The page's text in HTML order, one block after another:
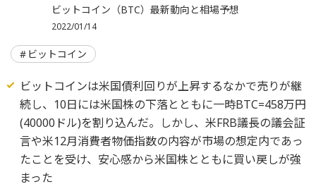
ビットコイン（BTC）最新動向と相場予想
2022/01/14
ビットコイン
ビットコインは米国債利回りが上昇するなかで売りが継
続し、10日には米国株の下落とともに一時BTC=458万円
(40000ドル)を割り込んだ。しかし、米FRB議長の議会証
言や米12月消費者物価指数の内容が市場の想定内であっ
たことを受け、安心感から米国株とともに買い戻しが強
まった